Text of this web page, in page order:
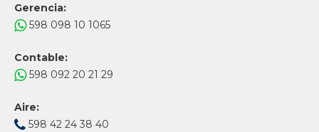
Gerencia:
598 098 10 1065
Contable:
598 092 20 21 29
Aire:
598 42 24 38 40